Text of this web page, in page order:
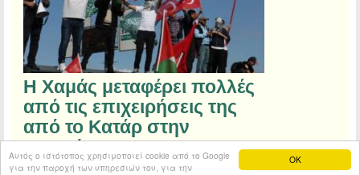
OK
Αυτός ο ιστότοπος χρησιμοποιεί cookie από το Google
για την παροχή των υπηρεσιών του, για την
Η Χαμάς μεταφέρει πολλές
από τις επιχειρήσεις της
από το Κατάρ στην
Τουρκία